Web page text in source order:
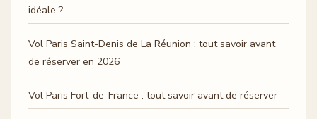
idéale ?
Vol Paris Saint-Denis de La Réunion : tout savoir avant
de réserver en 2026
Vol Paris Fort-de-France : tout savoir avant de réserver